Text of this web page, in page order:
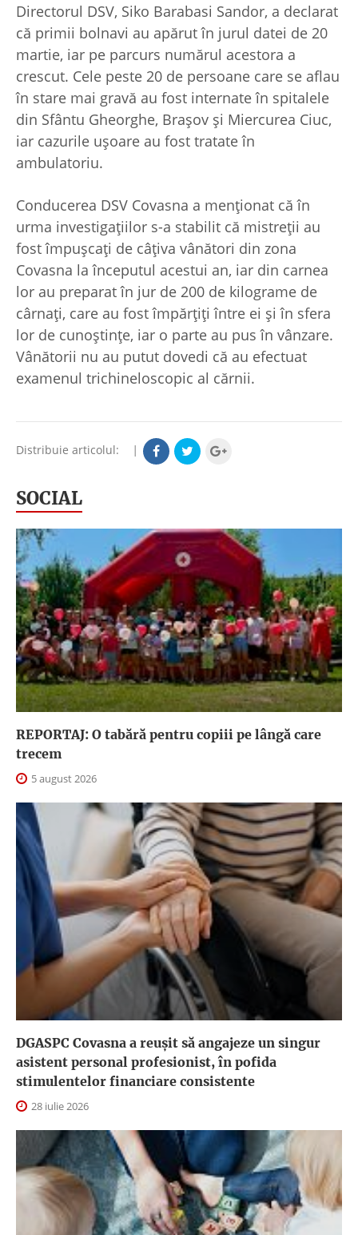
Directorul DSV, Siko Barabasi Sandor, a declarat
că primii bolnavi au apărut în jurul datei de 20
martie, iar pe parcurs numărul acestora a
crescut. Cele peste 20 de persoane care se aflau
în stare mai gravă au fost internate în spitalele
din Sfântu Gheorghe, Braşov şi Miercurea Ciuc,
iar cazurile uşoare au fost tratate în
ambulatoriu.
Conducerea DSV Covasna a menţionat că în
urma investigaţiilor s-a stabilit că mistreţii au
fost împuşcaţi de câţiva vânători din zona
Covasna la începutul acestui an, iar din carnea
lor au preparat în jur de 200 de kilograme de
cârnaţi, care au fost împărţiţi între ei şi în sfera
lor de cunoştinţe, iar o parte au pus în vânzare.
Vânătorii nu au putut dovedi că au efectuat
examenul trichineloscopic al cărnii.
Distribuie articolul: |
SOCIAL
REPORTAJ: O tabără pentru copiii pe lângă care
trecem
5 august 2026
DGASPC Covasna a reuşit să angajeze un singur
asistent personal profesionist, în pofida
stimulentelor financiare consistente
28 iulie 2026